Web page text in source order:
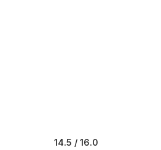
14.5 / 16.0